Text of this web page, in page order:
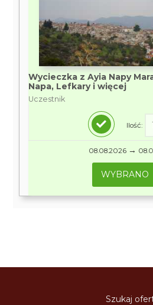
Wycieczka z Ayia Napy
Napa, Lefkary i więcej
Uczestnik
Ilość:
08.08.2026 →
WYBRANO
Szukaj